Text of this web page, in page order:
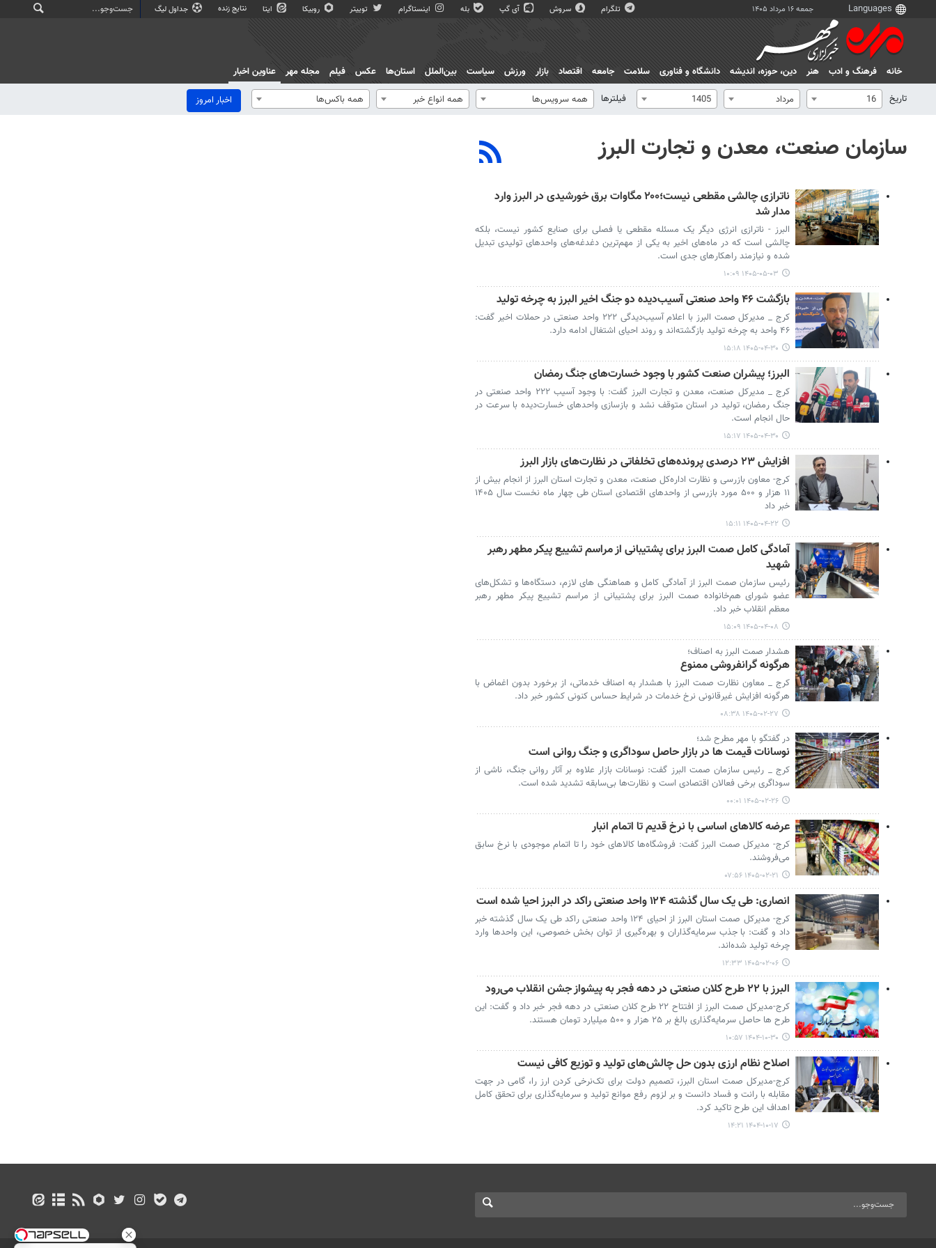
جمعه ۱۶ مرداد ۱۴۰۵ تلگرام سروش آی گپ بله اینستاگرام توییتر روبیکا ایتا نتایج زنده جداول لیگ
خانه فرهنگ و ادب هنر دين، حوزه، انديشه دانشگاه و فناوری سلامت جامعه اقتصاد بازار ورزش سیاست بین‌الملل استان‌ها عکس فیلم مجله مهر
عناوین اخبار
تاریخ
16 مرداد 1405 فیلترها همه سرویس‌ها همه انواع خبر همه باکس‌ها اخبار امروز
سازمان صنعت، معدن و تجارت البرز
ناترازی چالشی مقطعی نیست؛۲۰۰ مگاوات برق خورشیدی در البرز وارد
مدار شد
البرز - ناترازی انرژی دیگر یک مسئله مقطعی یا فصلی برای صنایع کشور نیست، بلکه
چالشی است که در ماه‌های اخیر به یکی از مهم‌ترین دغدغه‌های واحدهای تولیدی تبدیل
شده و نیازمند راهکارهای جدی است.
۱۴۰۵-۰۵-۰۳ ۱۰:۰۹
بازگشت ۴۶ واحد صنعتی آسیب‌دیده دو جنگ اخیر البرز به چرخه تولید
کرج _ مدیرکل صمت البرز با اعلام آسیب‌دیدگی ۲۲۲ واحد صنعتی در حملات اخیر گفت:
۴۶ واحد به چرخه تولید بازگشته‌اند و روند احیای اشتغال ادامه دارد.
۱۴۰۵-۰۴-۳۰ ۱۵:۱۸
البرز؛ پیشران صنعت کشور با وجود خسارت‌های جنگ رمضان
کرج _ مدیرکل صنعت، معدن و تجارت البرز گفت: با وجود آسیب ۲۲۲ واحد صنعتی در
جنگ رمضان، تولید در استان متوقف نشد و بازسازی واحدهای خسارت‌دیده با سرعت در
حال انجام است.
۱۴۰۵-۰۴-۳۰ ۱۵:۱۷
افزایش ۲۳ درصدی پرونده‌های تخلفاتی در نظارت‌های بازار البرز
کرج- معاون بازرسی و نظارت اداره‌کل صنعت، معدن و تجارت استان البرز از انجام بیش از
۱۱ هزار و ۵۰۰ مورد بازرسی از واحدهای اقتصادی استان طی چهار ماه نخست سال ۱۴۰۵
خبر داد
۱۴۰۵-۰۴-۲۲ ۱۵:۱۱
آمادگی کامل صمت البرز برای پشتیبانی از مراسم تشییع پیکر مطهر رهبر
شهید
رئیس سازمان صمت البرز از آمادگی کامل و هماهنگی‌ های لازم، دستگاه‌ها و تشکل‌های
عضو شورای هم‌خانواده صمت البرز برای پشتیبانی از مراسم تشییع پیکر مطهر رهبر
معظم انقلاب خبر داد.
۱۴۰۵-۰۴-۰۸ ۱۵:۰۹
هشدار صمت البرز به اصناف؛
هرگونه گرانفروشی ممنوع
کرج _ معاون نظارت صمت البرز با هشدار به اصناف خدماتی، از برخورد بدون اغماض با
هرگونه افزایش غیرقانونی نرخ خدمات در شرایط حساس کنونی کشور خبر داد.
۱۴۰۵-۰۲-۲۷ ۰۸:۳۸
در گفتگو با مهر مطرح شد؛
نوسانات قیمت ها در بازار حاصل سوداگری و جنگ روانی است
کرج _ رئیس سازمان صمت البرز گفت: نوسانات بازار علاوه بر آثار روانی جنگ، ناشی از
سوداگری برخی فعالان اقتصادی است و نظارت‌ها بی‌سابقه تشدید شده است.
۱۴۰۵-۰۲-۲۶ ۰۰:۰۱
عرضه کالاهای اساسی با نرخ قدیم تا اتمام انبار
کرج- مدیرکل صمت البرز گفت: فروشگاه‌ها کالاهای خود را تا اتمام موجودی با نرخ سابق
می‌فروشند.
۱۴۰۵-۰۲-۲۱ ۰۷:۵۶
انصاری: طی یک سال گذشته ۱۲۴ واحد صنعتی راکد در البرز احیا شده است
کرج- مدیرکل صمت استان البرز از احیای ۱۲۴ واحد صنعتی راکد طی یک سال گذشته خبر
داد و گفت: با جذب سرمایه‌گذاران و بهره‌گیری از توان بخش خصوصی، این واحدها وارد
چرخه تولید شده‌اند.
۱۴۰۵-۰۲-۰۶ ۱۲:۳۳
البرز با ۲۲ طرح کلان صنعتی در دهه فجر به پیشواز جشن انقلاب می‌رود
کرج-مدیرکل صمت البرز از افتتاح ۲۲ طرح کلان صنعتی در دهه فجر خبر داد و گفت: این
طرح ها حاصل سرمایه‌گذاری بالغ بر ۲۵ هزار و ۵۰۰ میلیارد تومان هستند.
۱۴۰۴-۱۰-۳۰ ۱۰:۵۷
اصلاح نظام ارزی بدون حل چالش‌های تولید و توزیع کافی نیست
کرج-مدیرکل صمت استان البرز، تصمیم دولت برای تک‌نرخی کردن ارز را، گامی در جهت
مقابله با رانت و فساد دانست و بر لزوم رفع موانع تولید و سرمایه‌گذاری برای تحقق کامل
اهداف این طرح تاکید کرد.
۱۴۰۴-۱۰-۱۷ ۱۴:۲۱